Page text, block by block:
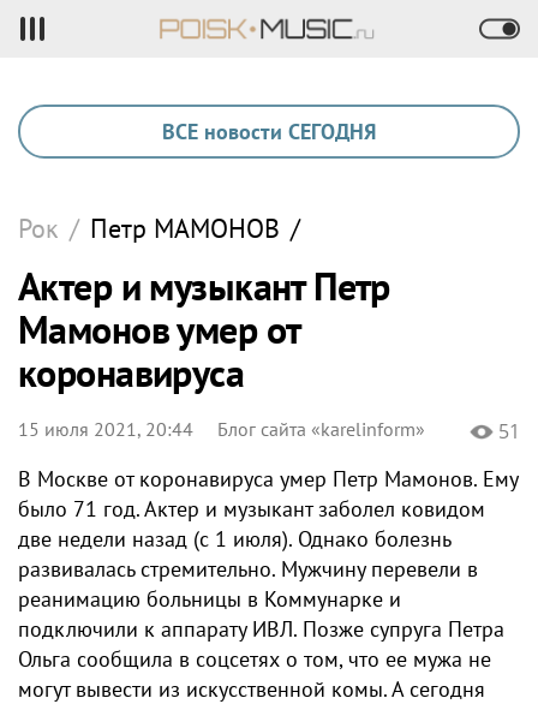
ВСЕ новости СЕГОДНЯ
Рок / Петр МАМОНОВ /
Актер и музыкант Петр
Мамонов умер от
коронавируса
15 июля 2021, 20:44 Блог сайта «karelinform» 51
В Москве от коронавируса умер Петр Мамонов. Ему
было 71 год. Актер и музыкант заболел ковидом
две недели назад (с 1 июля). Однако болезнь
развивалась стремительно. Мужчину перевели в
реанимацию больницы в Коммунарке и
подключили к аппарату ИВЛ. Позже супруга Петра
Ольга сообщила в соцсетях о том, что ее мужа не
могут вывести из искусственной комы. А сегодня